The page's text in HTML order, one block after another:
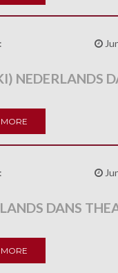
NEDERLANDS
DANS